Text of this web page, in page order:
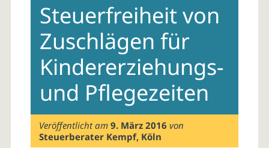
contentSteuerfreiheit von
Zuschlägen für
Kindererziehungs-
und Pflegezeiten
Veröffentlicht am9. März 2016 von
Steuerberater Kempf, Köln